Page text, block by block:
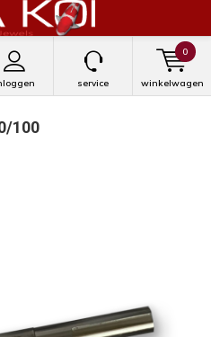
service winkelwagen
0
100